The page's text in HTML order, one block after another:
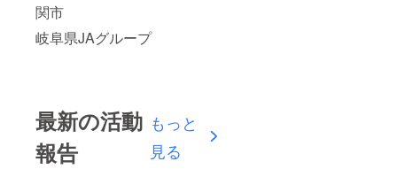
関市
岐阜県JAグループ
最新の活動
報告
もっと
見る